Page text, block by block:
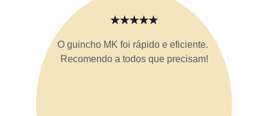
O guincho MK foi rápido e eficiente.
Recomendo a todos que precisam!
★★★★★